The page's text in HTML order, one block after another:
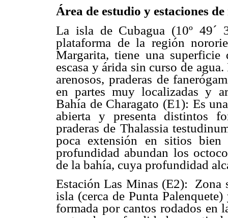
Área de estudio y estaciones
La isla de Cubagua (10º 49´
plataforma de la región
Margarita, tiene una
escasa y árida sin curso de
arenosos, praderas de
en partes muy localizadas y
Bahía de Charagato (E1): Es
abierta y presenta distintos
praderas de Thalassia
poca extensión en sitios
profundidad abundan los
de la bahía, cuya profundidad
Estación Las Minas (E2): Zona
isla (cerca de Punta
formada por cantos rodados en